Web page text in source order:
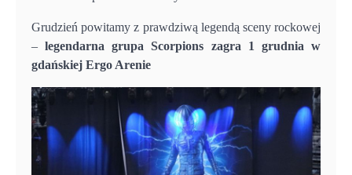
Grudzień powitamy z prawdziwą legendą sceny rockowej
–legendarna grupa Scorpions zagra 1 grudnia w
gdańskiej Ergo Arenie